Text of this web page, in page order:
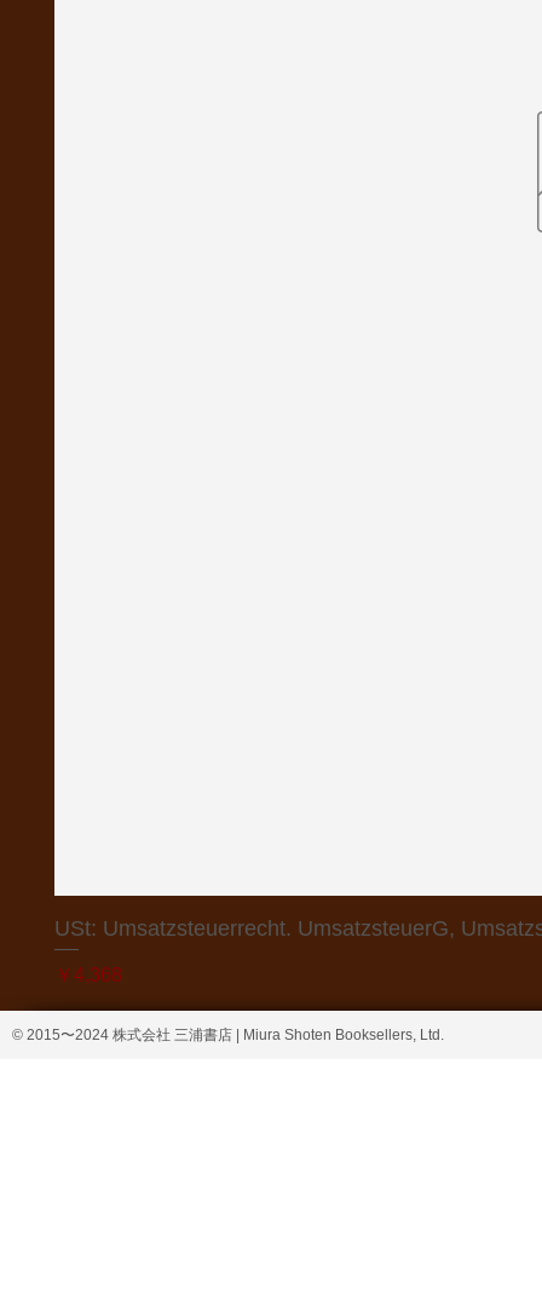
USt: Umsatzsteuerrecht. UmsatzsteuerG,
価格
￥4,368
© 2015〜2024 株式会社 三浦書店 | Miura Shoten Booksellers, Ltd.